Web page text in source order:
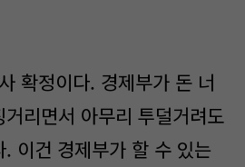
확정이다. 경제부가 돈 너
리면서 아무리 투덜거려도
이건 경제부가 할 수 있는